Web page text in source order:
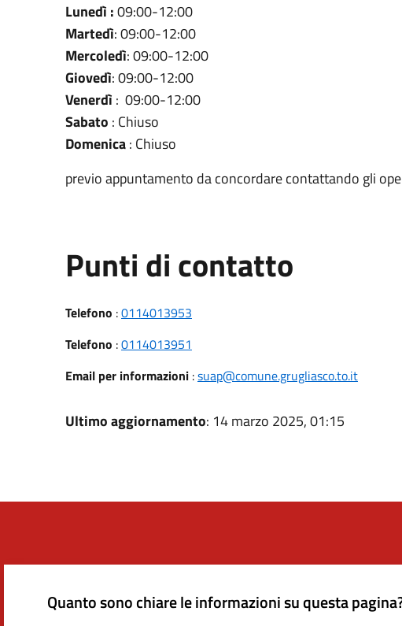
Lunedì :09:00-12:00
Martedì: 09:00-12:00
Mercoledì: 09:00-12:00
Giovedì: 09:00-12:00
Venerdì : 09:00-12:00
Sabato : Chiuso
Domenica: Chiuso
previo appuntamento da concordare contattando gli
Punti di contatto
Telefono :0114013953
Telefono :0114013951
Email per informazioni:suap@comune.grugliasco.to.it
Ultimo aggiornamento: 14 marzo 2025, 01:15
Quanto sono chiare le informazioni su questa